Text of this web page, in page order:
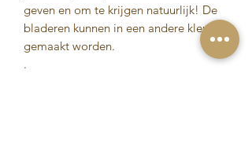
geven en om te krijgen natuurlijk! De
bladeren kunnen in een andere kleur
gemaakt worden.
.